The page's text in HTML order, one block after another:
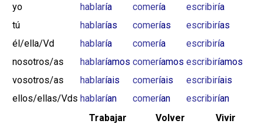
yo
hablaría comería escribiría
tú
hablarías comerías escribirías
él/ella/Vd
hablaría comería escribiría
nosotros/as
hablaríamos comeríamos escribiríamos
vosotros/as
hablaríais comeríais escribiríais
ellos/ellas/Vds hablarían comerían escribirían
Trabajar
Volver
Vivir